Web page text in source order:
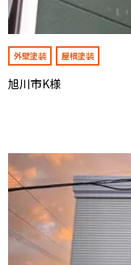
外壁塗装 屋根塗装
旭川市K様